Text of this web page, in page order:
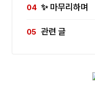
✨ 마무리하며
관련 글